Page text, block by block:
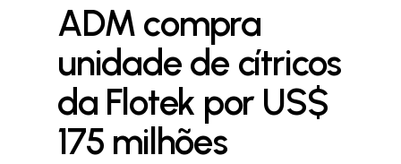
ADM compra
unidade de cítricos
da Flotek por US$
175 milhões